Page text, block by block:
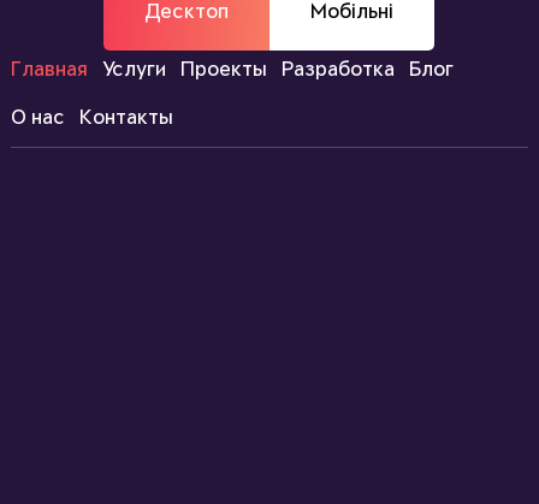
Десктоп Мобільні
Главная Услуги Проекты Разработка Блог
О нас Контакты